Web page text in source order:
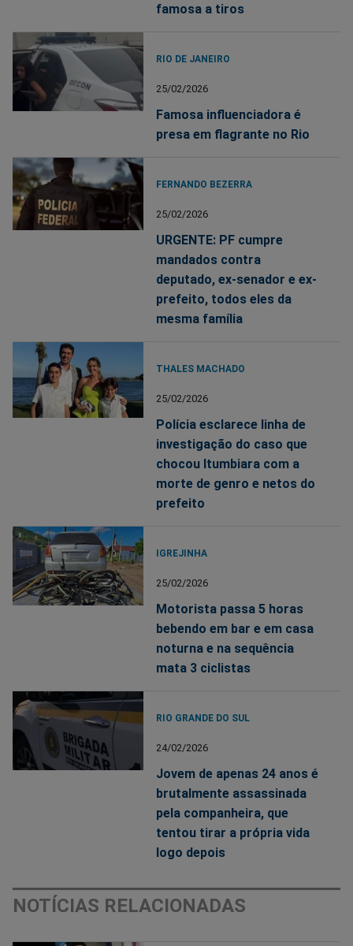
famosa a tiros
RIO DE JANEIRO
25/02/2026
Famosa influenciadora é
presa em flagrante no Rio
FERNANDO BEZERRA
25/02/2026
URGENTE: PF cumpre
mandados contra
deputado, ex-senador e ex-
prefeito, todos eles da
mesma família
THALES MACHADO
25/02/2026
Polícia esclarece linha de
investigação do caso que
chocou Itumbiara com a
morte de genro e netos do
prefeito
IGREJINHA
25/02/2026
Motorista passa 5 horas
bebendo em bar e em casa
noturna e na sequência
mata 3 ciclistas
RIO GRANDE DO SUL
24/02/2026
Jovem de apenas 24 anos é
brutalmente assassinada
pela companheira, que
tentou tirar a própria vida
logo depois
NOTÍCIAS RELACIONADAS